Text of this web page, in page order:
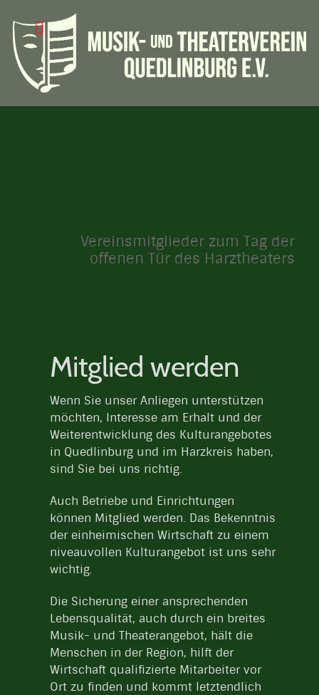
Vereinsmitglieder zum Tag der
offenen Tür des Harztheaters
Mitglied werden
Wenn Sie unser Anliegen unterstützen
möchten, Interesse am Erhalt und der
Weiterentwicklung des Kulturangebotes
in Quedlinburg und im Harzkreis haben,
sind Sie bei uns richtig.
Auch Betriebe und Einrichtungen
können Mitglied werden. Das Bekenntnis
der einheimischen Wirtschaft zu einem
niveauvollen Kulturangebot ist uns sehr
wichtig.
Die Sicherung einer ansprechenden
Lebensqualität, auch durch ein breites
Musik- und Theaterangebot, hält die
Menschen in der Region, hilft der
Wirtschaft qualifizierte Mitarbeiter vor
Ort zu finden und kommt letztendlich